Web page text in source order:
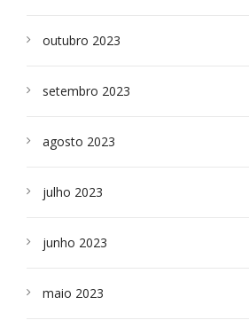
outubro 2023
setembro 2023
agosto 2023
julho 2023
junho 2023
maio 2023